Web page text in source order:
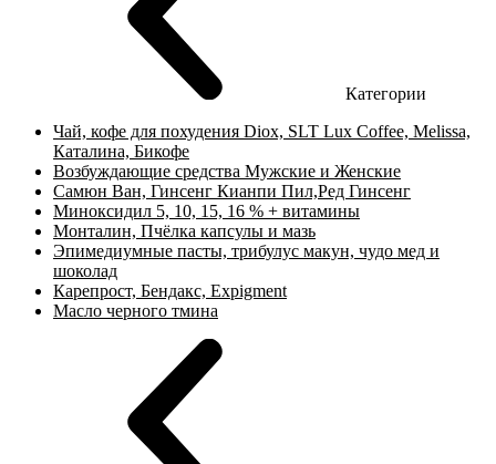
Категории
Чай, кофе для похудения Diox, SLT Lux Coffee, Melissa,
Каталина, Бикофе
Возбуждающие средства Мужские и Женские
Самюн Ван, Гинсенг Кианпи Пил,Ред Гинсенг
Миноксидил 5, 10, 15, 16 % + витамины
Монталин, Пчёлка капсулы и мазь
Эпимедиумные пасты, трибулус макун, чудо мед и
шоколад
Карепрост, Бендакс, Expigment
Масло черного тмина